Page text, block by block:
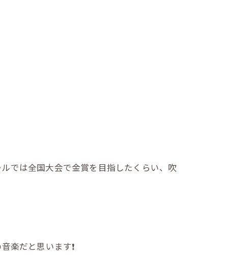
では全国大会で金賞を目指したくらい、吹
楽だと思います❗️